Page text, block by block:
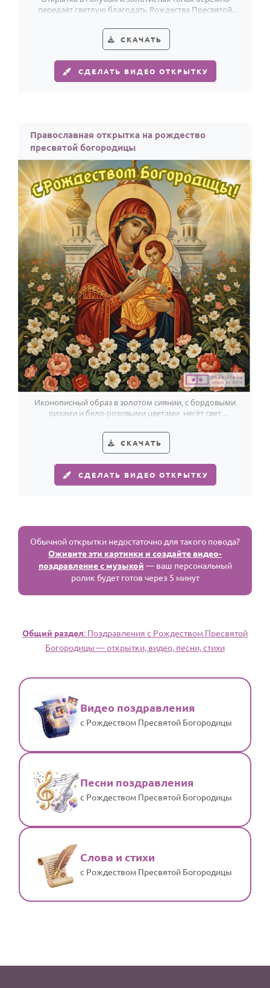
передаёт светлую благодать Рождества Пресвятой
СКАЧАТЬ
СДЕЛАТЬ ВИДЕО ОТКРЫТКУ
Православная открытка на рождество
пресвятой богородицы
Иконописный образ в золотом сиянии, с бордовыми
ризами и бело-розовыми цветами, несёт свет
СКАЧАТЬ
СДЕЛАТЬ ВИДЕО ОТКРЫТКУ
Обычной открытки недостаточно для такого повода?
Оживите эти картинки и создайте видео-
поздравление с музыкой — ваш персональный
ролик будет готов через 5 минут
Общий раздел: Поздравления с Рождеством Пресвятой
Богородицы — открытки, видео, песни, стихи
Видео поздравления
с Рождеством Пресвятой Богородицы
Песни поздравления
с Рождеством Пресвятой Богородицы
Слова и стихи
с Рождеством Пресвятой Богородицы